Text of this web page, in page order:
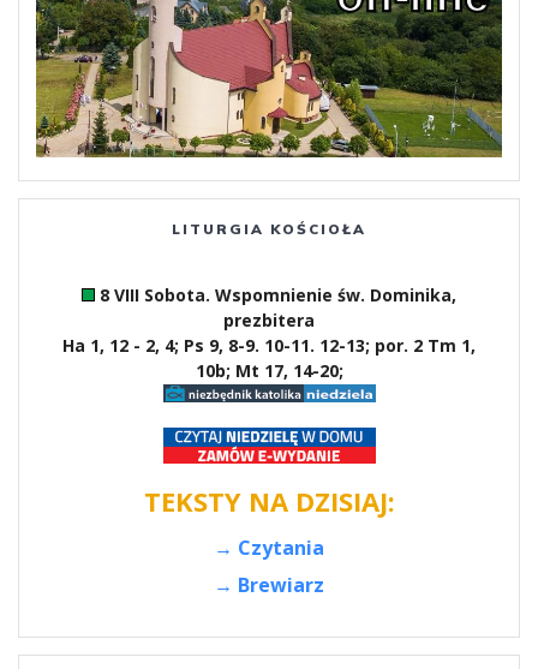
LITURGIA KOŚCIOŁA
8 VIII Sobota. Wspomnienie św. Dominika,
prezbitera
Ha 1, 12 - 2, 4; Ps 9, 8-9. 10-11. 12-13; por. 2 Tm 1,
10b; Mt 17, 14-20;
TEKSTY NA DZISIAJ:
→ Czytania
→ Brewiarz